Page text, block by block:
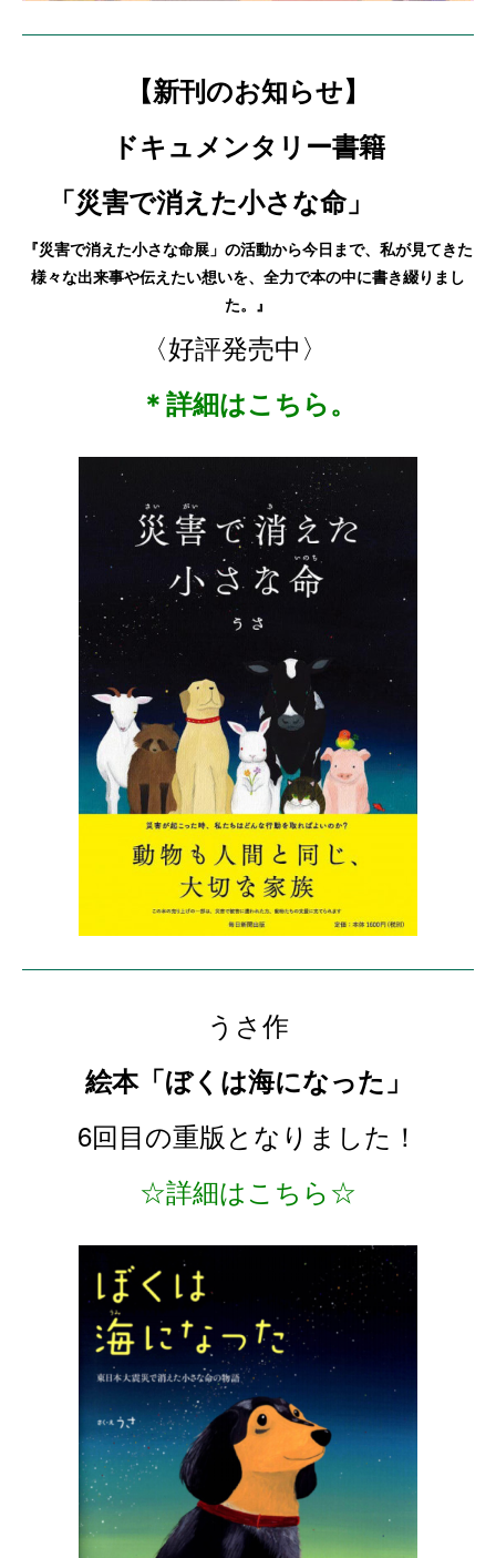
【新刊のお知らせ】
ドキュメンタリー書籍
「災害で消えた小さな命」
『災害で消えた小さな命展」の活動から今日まで、私が見てきた
様々な出来事や伝えたい想いを、全力で本の中に書き綴りまし
た。』
〈好評発売中〉
＊詳細はこちら。
うさ作
絵本「ぼくは海になった」
6回目の重版となりました！
☆詳細はこちら☆